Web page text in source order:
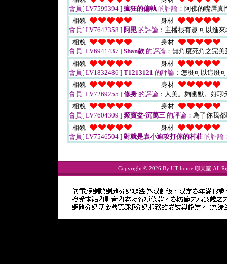
會員[ LV7599394 ] 瘋狂的偏執 的評論： 阿佛的嘴唇真
相貌
身材
會員[ LV7642358 ] 阿毘的評論： 主播很有趣 可以進
相貌
身材
會員[ LV6941437 ] Shan款 的評論： 無角度死角之完
相貌
身材
會員[ LV1832486 ] T1213121 的評論： 怎麼可以這麼
相貌
身材
會員[ LV7269255 ] 修身 的評論： 人美。夠幽默。好聊
相貌
身材
會員[ LV7604309 ] 聚寶盆-沉萬三 的評論： 為了你我
相貌
身材
會員[ LV7546504 ] 對就是袁小迪攻打你的村莊 的評論
Copyright © 2026 By UT home 聊天室 All